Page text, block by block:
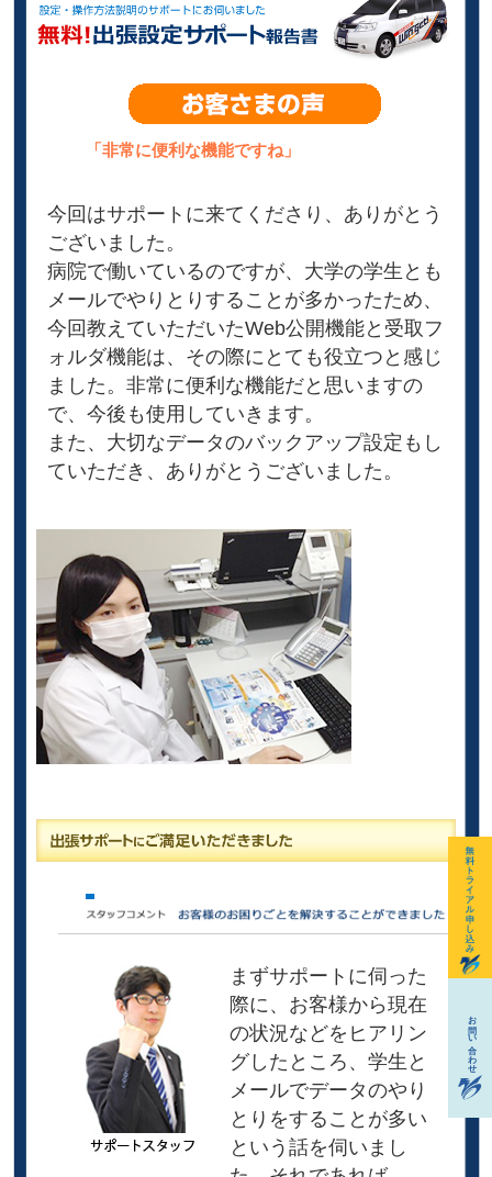
「非常に便利な機能ですね」
今回はサポートに来てくださり、ありがとう
ございました。
病院で働いているのですが、大学の学生とも
メールでやりとりすることが多かったため、
今回教えていただいたWeb公開機能と受取フ
ォルダ機能は、その際にとても役立つと感じ
ました。非常に便利な機能だと思いますの
で、今後も使用していきます。
また、大切なデータのバックアップ設定もし
ていただき、ありがとうございました。
まずサポートに伺った
際に、お客様から現在
の状況などをヒアリン
グしたところ、学生と
メールでデータのやり
とりをすることが多い
という話を伺いまし